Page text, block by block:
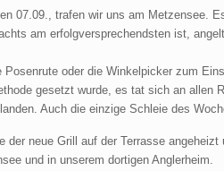
07.09., trafen wir uns am Metzensee.
am erfolgversprechendsten ist,
Posenrute oder die Winkelpicker zum
gesetzt wurde, es tat sich an allen
Auch die einzige Schleie des
der neue Grill auf der Terrasse
und in unserem dortigen Anglerheim.